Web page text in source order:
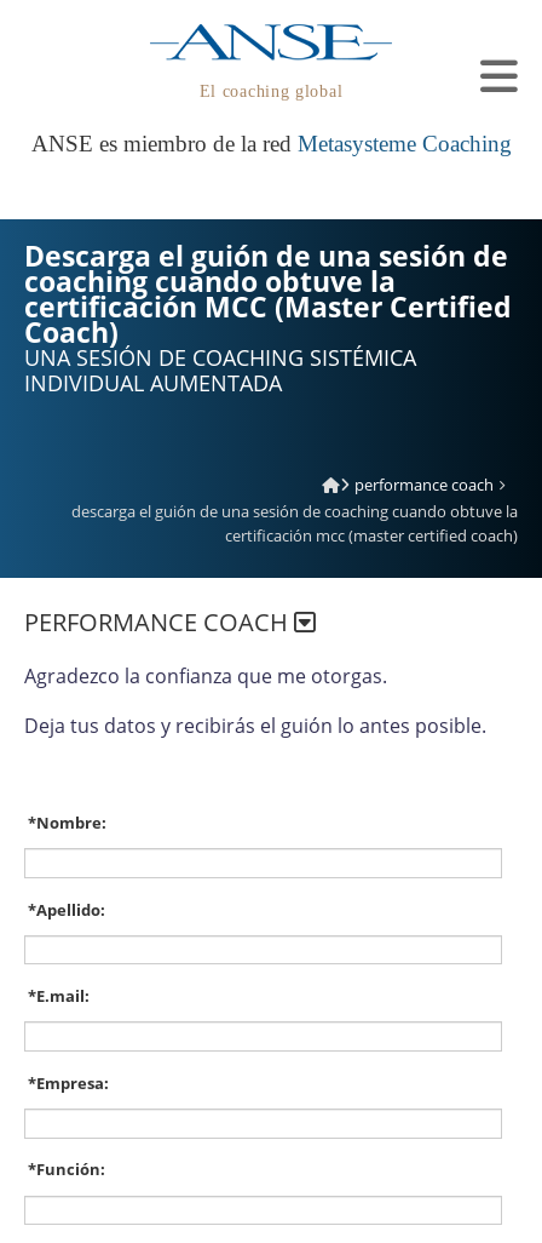
El coaching global
ANSE es miembro de la red Metasysteme Coaching
Descarga el guión de una sesión de
coaching cuando obtuve la
certificación MCC (Master Certified
Coach)
UNA SESIÓN DE COACHING SISTÉMICA
INDIVIDUAL AUMENTADA
performance coach
descarga el guión de una sesión de coaching cuando obtuve la
certificación mcc (master certified coach)
PERFORMANCE COACH
Agradezco la confianza que me otorgas.
Deja tus datos y recibirás el guión lo antes posible.
*Nombre:
*Apellido:
*E.mail:
*Empresa:
*Función: